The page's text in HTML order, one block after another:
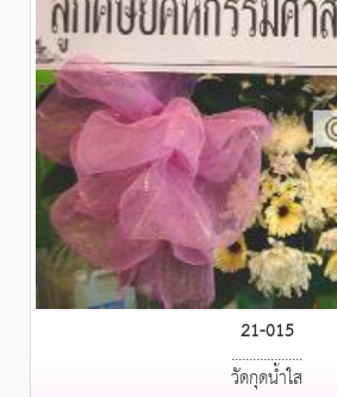
21-015
....................
วัดกุดน้ำใส